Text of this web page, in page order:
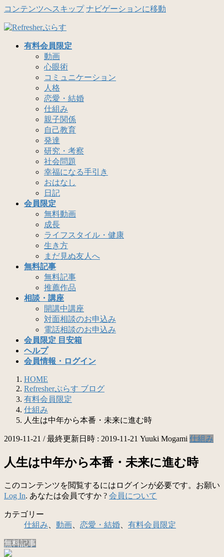
コンテンツへスキップ ナビゲーションに移動
有料会員限定
動画
心眼術
コミュニケーション
人格
恋愛・結婚
仕組み
親子関係
自己教育
発達
研究・考察
社会問題
幸福になる手引き
おはなし
日記
会員限定
無料動画
成長
ライフスタイル・健康
生き方
まだ見ぬ友人へ
無料記事
無料記事
推薦作品
相談・講座
開講中講座
対面相談のお申込み
電話相談のお申込み
会員限定 目安箱
ヘルプ
会員情報・ログイン
HOME
Refresherぷらす ブログ
有料会員限定
仕組み
人生は中年から本番・未来に進む時
2019-11-21 / 最終更新日時 : 2019-11-21 Yuuki Mogami 仕組み
人生は中年から本番・未来に進む時
このコンテンツを閲覧するにはログインが必要です。お願い
Log In. あなたは会員ですか ? 会員について
カテゴリー
仕組み
動画 恋愛・結婚 有料会員限定
無料記事